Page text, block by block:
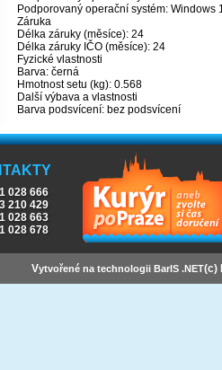
Podporovaný operační systém: Windows
Záruka
Délka záruky (měsíce): 24
Délka záruky IČO (měsíce): 24
Fyzické vlastnosti
Barva: černá
Hmotnost setu (kg): 0.568
Další výbava a vlastnosti
Barva podsvícení: bez podsvícení
028 666
210 429
028 663
028 678
Vytvořené na technologii BarIS .NET(c)